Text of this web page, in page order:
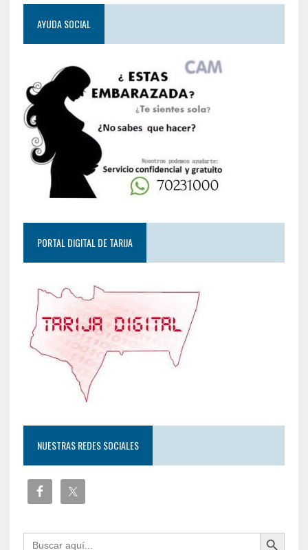
AYUDA SOCIAL
PORTAL DIGITAL DE TARIJA
NUESTRAS REDES SOCIALES
Buscar: Botón de búsqueda